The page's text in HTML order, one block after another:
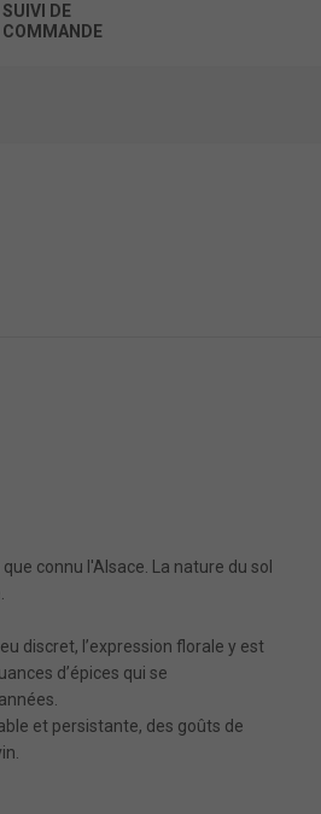
SUIVI DE
COMMANDE
connu l'Alsace. La nature du sol
discret, l’expression florale y est
d’épices qui se
et persistante, des goûts de